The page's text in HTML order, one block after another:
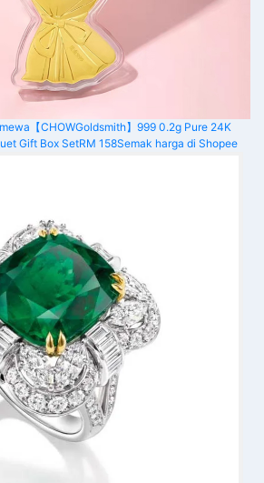
【CHOWGoldsmith】999 0.2g Pure 24K
Gift Box SetRM 158Semak harga di Shopee